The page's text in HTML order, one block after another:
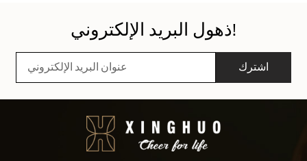
ذهول البريد الإلكتروني!
اشترك